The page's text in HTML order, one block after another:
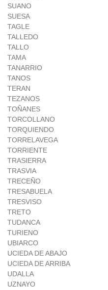
SUANO
SUESA
TAGLE
TALLEDO
TALLO
TAMA
TANARRIO
TANOS
TERAN
TEZANOS
TOÑANES
TORCOLLANO
TORQUIENDO
TORRELAVEGA
TORRIENTE
TRASIERRA
TRASVIA
TRECEÑO
TRESABUELA
TRESVISO
TRETO
TUDANCA
TURIENO
UBIARCO
UCIEDA DE ABAJO
UCIEDA DE ARRIBA
UDALLA
UZNAYO